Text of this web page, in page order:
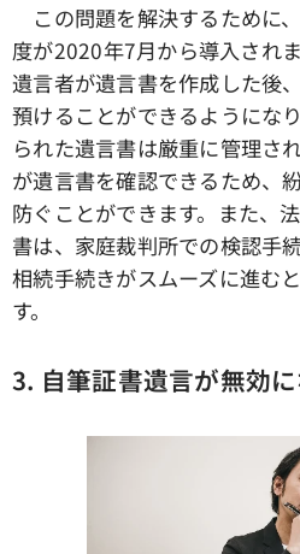
この問題を解決するために
度が2020年7月から導入され
遺言者が遺言書を作成した後
預けることができるようにな
られた遺言書は厳重に管理さ
が遺言書を確認できるため、
防ぐことができます。また、
書は、家庭裁判所での検認手
相続手続きがスムーズに進む
す。
3. 自筆証書遺言が無効